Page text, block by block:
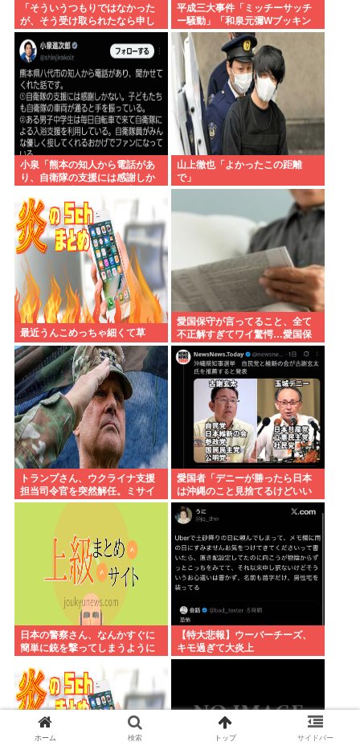
「そういうつもりではなかった
が、そう受け取られたなら申し
訳ない」 なにコレ？ジャッ
プ？？？
平成三大事件「ミッチーサッチ
ー騒動」「和泉元彌Wブッキン
グ事件」あとひとつは？
小泉「熊本の知人から電話があ
り、自衛隊の支援には感謝しか
るとのこと 」
山上徹也「よかったこの距離
で」
最近うんこめっちゃ細くて草
愛国保守が言ってること、全て
不正解すぎてワイ驚愕…愛国保
守の正しかった瞬間を教えてく
れ…
トランプさん、ウクライナ支援
担当司令官を突然解任。ミサイ
ルの要求があまりにもしつこす
愛国者「デニーが勝ったら日本
は沖縄のこと見捨てるけどいい
の？」
日本の警察さん、なんかすぐに
簡単に銃を撃ってしまうように
【特大悲報】ウーバーチーズ、
キモ過ぎて大炎上
ホーム 検索 トップ サイドバー